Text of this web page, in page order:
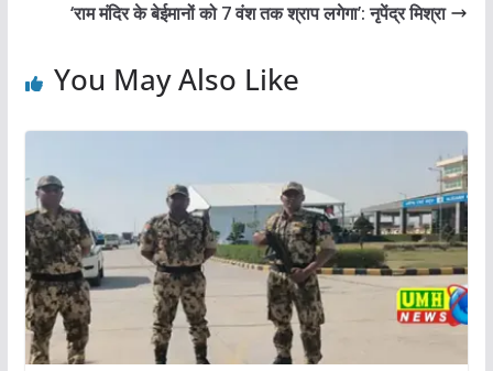
‘राम मंदिर के बेईमानों को 7 वंश तक श्राप लगेगा’: नृपेंद्र मिश्रा
You May Also Like